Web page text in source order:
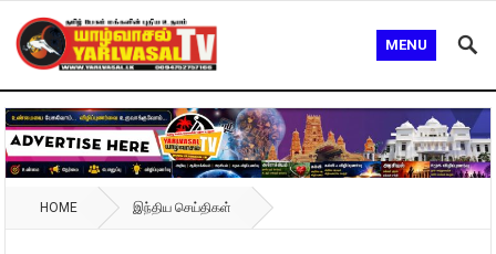
MENU
HOME இந்திய செய்திகள்